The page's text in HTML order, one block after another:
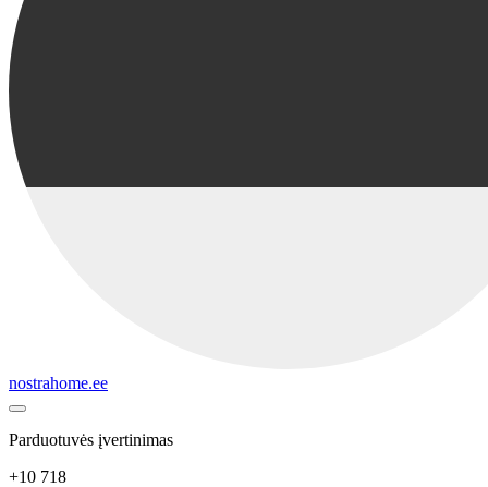
nostrahome.ee
Parduotuvės įvertinimas
+10 718